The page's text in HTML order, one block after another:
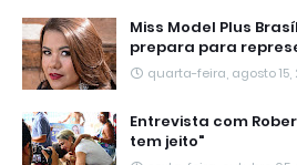
Miss Model Plus
prepara para
quarta-feira, agosto 15,
Entrevista com
tem jeito"